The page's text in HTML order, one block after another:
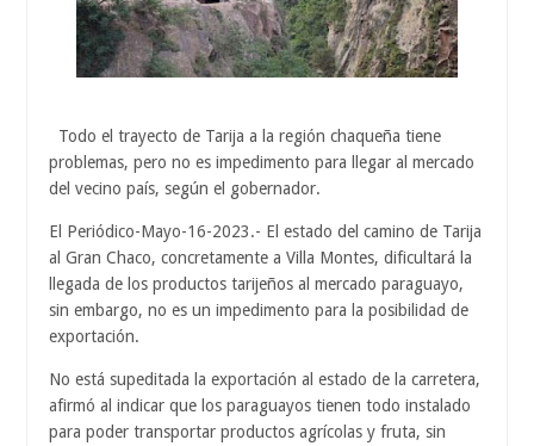
Todo el trayecto de Tarija a la región chaqueña tiene
problemas, pero no es impedimento para llegar al mercado
del vecino país, según el gobernador.
El Periódico-Mayo-16-2023.- El estado del camino de Tarija
al Gran Chaco, concretamente a Villa Montes, dificultará la
llegada de los productos tarijeños al mercado paraguayo,
sin embargo, no es un impedimento para la posibilidad de
exportación.
No está supeditada la exportación al estado de la carretera,
afirmó al indicar que los paraguayos tienen todo instalado
para poder transportar productos agrícolas y fruta, sin